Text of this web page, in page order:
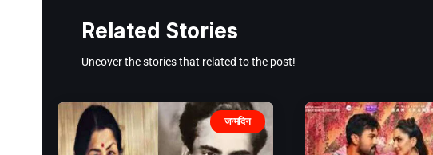
Related Stories
Uncover the stories that related to the post!
जन्मदिन